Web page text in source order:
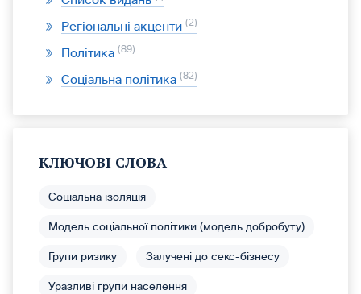
Регіональні акценти 2
Політика 89
Соціальна політика 82
КЛЮЧОВІ СЛОВА
Соціальна ізоляція
Модель соціальної політики (модель добробуту)
Групи ризику Залучені до секс-бізнесу
Уразливі групи населення